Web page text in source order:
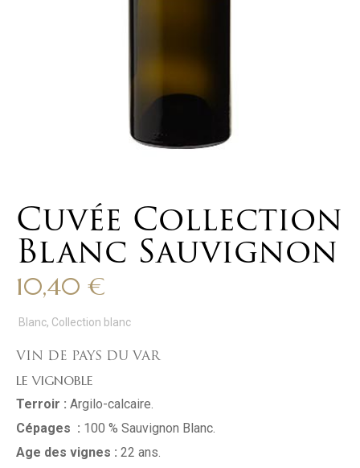
Cuvée Collection
Blanc Sauvignon
10,40 €
Blanc, Collection blanc
VIN DE PAYS DU VAR
LE VIGNOBLE
Terroir : Argilo-calcaire.
Cépages : 100 % Sauvignon Blanc.
Age des vignes : 22 ans.